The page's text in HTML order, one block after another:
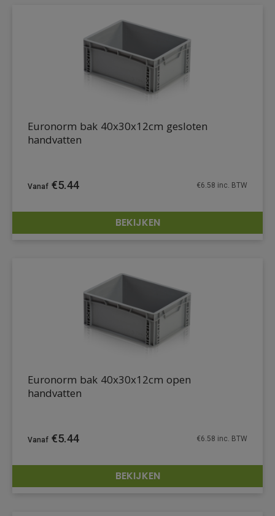
DETAILS
Euronorm bak 40x30x12cm gesloten
handvatten
€5.44 €6.58 inc. BTW
BEKIJKEN
DETAILS
Euronorm bak 40x30x12cm open
handvatten
€5.44 €6.58 inc. BTW
BEKIJKEN